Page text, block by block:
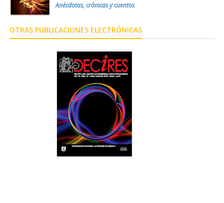
Anécdotas, crónicas y cuentos
OTRAS PUBLICACIONES ELECTRÓNICAS